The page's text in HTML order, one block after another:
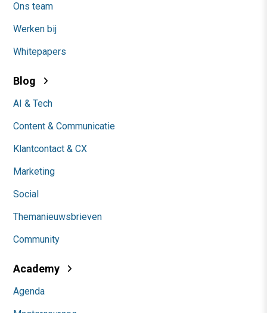
Ons team
Werken bij
Whitepapers
Blog
AI & Tech
Content & Communicatie
Klantcontact & CX
Marketing
Social
Themanieuwsbrieven
Community
Academy
Agenda